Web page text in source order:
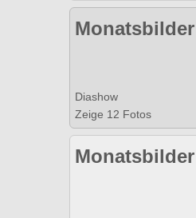
Monatsbilder
Diashow
Zeige 12 Fotos
Monatsbilder